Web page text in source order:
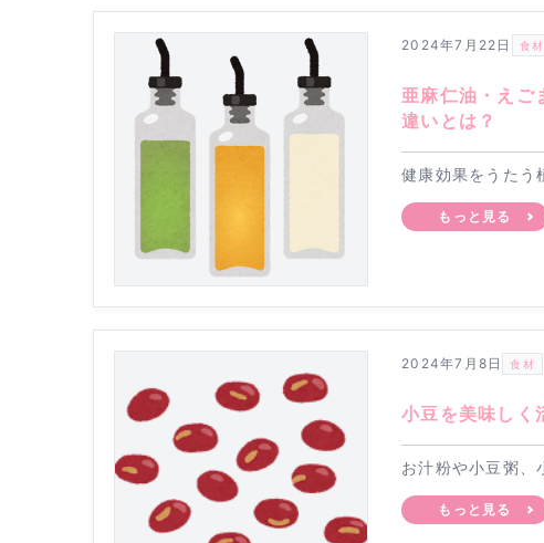
2024年7月22日 食材
亜麻仁油・え
違いとは？
健康効果をうたう
もっと見る
2024年7月8日 食材
小豆を美味しく
お汁粉や小豆粥、
もっと見る